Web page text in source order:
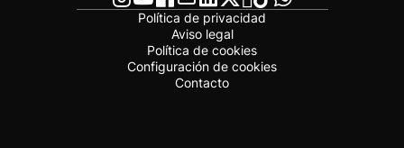
Política de privacidad
Aviso legal
Política de cookies
Configuración de cookies
Contacto